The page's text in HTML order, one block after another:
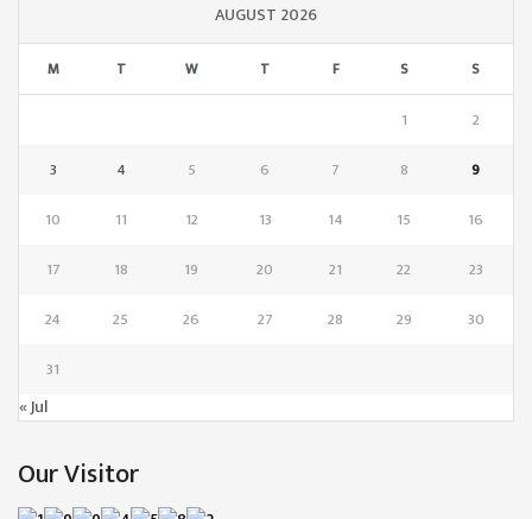
AUGUST 2026
M T W T F S S
1
2
3
4 5 6 7 8
9
10
11 12 13 14 15
16
17
18 19 20 21 22
23
24
25 26 27 28 29
30
31
« Jul
Our Visitor